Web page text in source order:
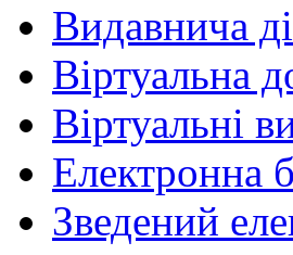
Видавнича
Віртуальна
Віртуальні
Електронна
Зведений